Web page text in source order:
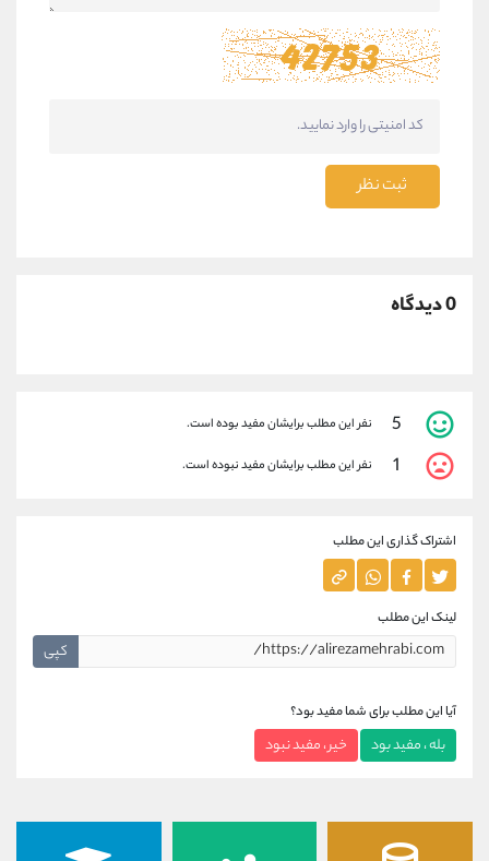
ثبت نظر
0 دیدگاه
5 نفر این مطلب برایشان مفید بوده است.
1 نفر این مطلب برایشان مفید نبوده است.
اشتراک گذاری این مطلب
لینک این مطلب
کپی
آیا این مطلب برای شما مفید بود؟
بله ، مفید بود خیر ، مفید نبود